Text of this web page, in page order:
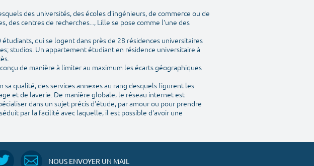
des universités, des écoles d'ingénieurs, de commerce ou de
centres de recherches..., Lille se pose comme l'une des
qui se logent dans près de 28 résidences universitaires
studios. Un appartement étudiant en résidence universitaire à
de manière à limiter au maximum les écarts géographiques
qualité, des services annexes au rang desquels figurent les
et de laverie. De manière globale, le réseau internet est
dans un sujet précis d'étude, par amour ou pour prendre
par la facilité avec laquelle, il est possible d'avoir une
NOUS ENVOYER UN MAIL